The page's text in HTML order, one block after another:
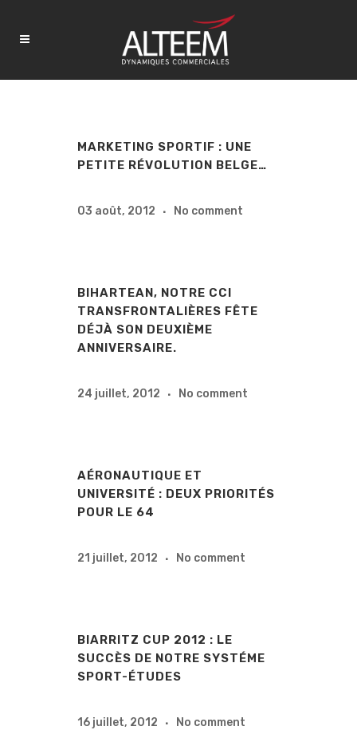
MARKETING SPORTIF : UNE
PETITE RÉVOLUTION BELGE…
03 août, 2012 No comment
BIHARTEAN, NOTRE CCI
TRANSFRONTALIÈRES FÊTE
DÉJÀ SON DEUXIÈME
ANNIVERSAIRE.
24 juillet, 2012 No comment
AÉRONAUTIQUE ET
UNIVERSITÉ : DEUX PRIORITÉS
POUR LE 64
21 juillet, 2012 No comment
BIARRITZ CUP 2012 : LE
SUCCÈS DE NOTRE SYSTÉME
SPORT-ÉTUDES
16 juillet, 2012 No comment